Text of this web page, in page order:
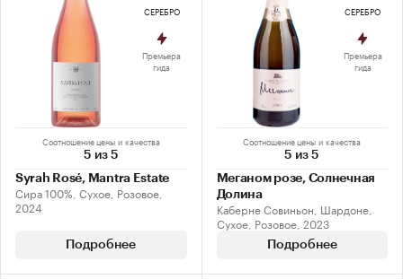
Соотношение цены и качества
5 из 5
Syrah Rosé, Mantra Estate
Сира 100%, Сухое, Розовое,
2024
Подробнее
СЕРЕБРО
Премьера
гида
Соотношение цены и качества
5 из 5
Меганом розе, Солнечная
Долина
Каберне Совиньон, Шардоне,
Сухое, Розовое, 2023
Подробнее
СЕРЕБРО
Премьера
гида